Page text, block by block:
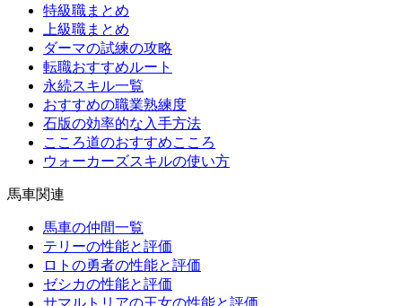
特級職まとめ
上級職まとめ
ダーマの試練の攻略
転職おすすめルート
永続スキル一覧
おすすめの職業熟練度
石版の効率的な入手方法
こころ道のおすすめこころ
ウォーカーズスキルの使い方
馬車関連
馬車の仲間一覧
テリーの性能と評価
ロトの勇者の性能と評価
ゼシカの性能と評価
サマルトリアの王女の性能と評価